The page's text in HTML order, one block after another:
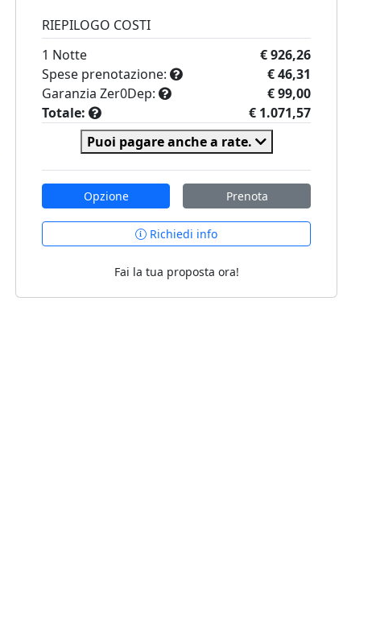
RIEPILOGO COSTI
1 Notte
€ 926,26
Spese prenotazione:
€ 46,31
Garanzia Zer0Dep:
€ 99,00
Totale:
€ 1.071,57
Puoi pagare anche a rate.
Opzione Prenota
Richiedi info
Fai la tua proposta ora!